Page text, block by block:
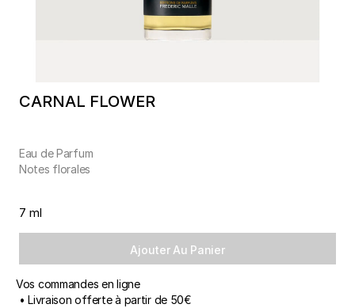
CARNAL FLOWER
Eau de Parfum
Notes florales
7 ml
Ajouter Au Panier
Vos commandes en ligne
• Livraison offerte à partir de 50€